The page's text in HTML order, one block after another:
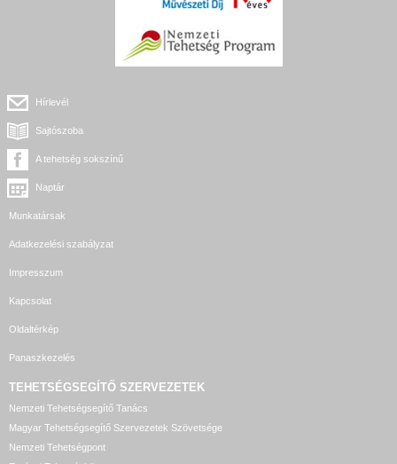
Hírlevél
Sajtószoba
A tehetség sokszínű
Naptár
Munkatársak
Adatkezelési szabályzat
Impresszum
Kapcsolat
Oldaltérkép
Panaszkezelés
TEHETSÉGSEGÍTŐ SZERVEZETEK
Nemzeti Tehetségsegítő Tanács
Magyar Tehetségsegítő Szervezetek Szövetsége
Nemzeti Tehetségpont